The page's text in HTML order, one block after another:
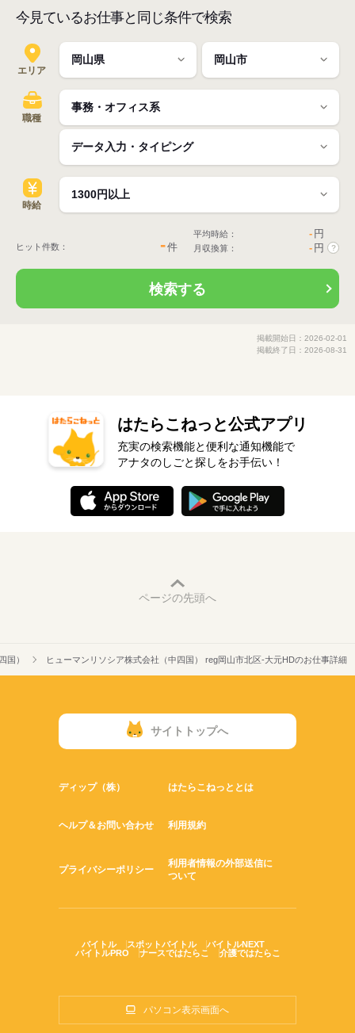
今見ているお仕事と同じ条件で検索
エリア
職種
時給
ヒット件数： -件
平均時給： - 円
月収換算： - 円 ?
検索する
掲載開始日：2026-02-01
掲載終了日：2026-08-31
はたらこねっと公式アプリ
充実の検索機能と便利な通知機能で
アナタのしごと探しをお手伝い！
ページの先頭へ
国） ヒューマンリソシア株式会社（中四国） reg岡山市北区-大元HDのお仕事詳細
サイトトップへ
ディップ（株） はたらこねっととは
ヘルプ＆お問い合わせ 利用規約
プライバシーポリシー
利用者情報の外部送信に
ついて
バイトル スポットバイトル
バイトルNEXT
バイトルPRO
ナースではたらこ 介護ではたらこ
パソコン表示画面へ